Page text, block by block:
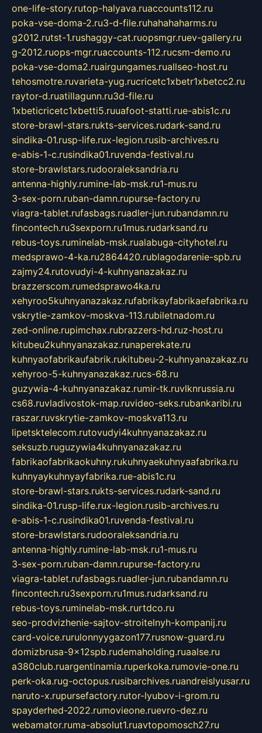
one-life-story.rutop-halyava.ruaccounts112.ru
poka-vse-doma-2.ru3-d-file.ruhahahaharms.ru
g2012.rutst-1.rushaggy-cat.ruopsmgr.ruev-gallery.ru
g-2012.ruops-mgr.ruaccounts-112.rucsm-demo.ru
poka-vse-doma2.ruairgungames.ruallseo-host.ru
tehosmotre.ruvarieta-yug.rucricetc1xbetr1xbetcc2.ru
raytor-d.ruatillagunn.ru3d-file.ru
1xbeticricetc1xbetti5.ruuafoot-statti.rue-abis1c.ru
store-brawl-stars.rukts-services.rudark-sand.ru
sindika-01.rusp-life.rux-legion.rusib-archives.ru
e-abis-1-c.rusindika01.ruvenda-festival.ru
store-brawlstars.rudooraleksandria.ru
antenna-highly.rumine-lab-msk.ru1-mus.ru
3-sex-porn.ruban-damn.rupurse-factory.ru
viagra-tablet.rufasbags.ruadler-jun.rubandamn.ru
fincontech.ru3sexporn.ru1mus.rudarksand.ru
rebus-toys.ruminelab-msk.rualabuga-cityhotel.ru
medsprawo-4-ka.ru2864420.rublagodarenie-spb.ru
zajmy24.rutovudyi-4-kuhnyanazakaz.ru
brazzerscom.rumedsprawo4ka.ru
xehyroo5kuhnyanazakaz.rufabrikayfabrikaefabrika.ru
vskrytie-zamkov-moskva-113.rubiletnadom.ru
zed-online.rupimchax.rubrazzers-hd.ruz-host.ru
kitubeu2kuhnyanazakaz.runaperekate.ru
kuhnyaofabrikaufabrik.rukitubeu-2-kuhnyanazakaz.ru
xehyroo-5-kuhnyanazakaz.rucs-68.ru
guzywia-4-kuhnyanazakaz.rumir-tk.ruvlknrussia.ru
cs68.ruvladivostok-map.ruvideo-seks.rubankaribi.ru
raszar.ruvskrytie-zamkov-moskva113.ru
lipetsktelecom.rutovudyi4kuhnyanazakaz.ru
seksuzb.ruguzywia4kuhnyanazakaz.ru
fabrikaofabrikaokuhny.rukuhnyaekuhnyaafabrika.ru
kuhnyaykuhnyayfabrika.rue-abis1c.ru
store-brawl-stars.rukts-services.rudark-sand.ru
sindika-01.rusp-life.rux-legion.rusib-archives.ru
e-abis-1-c.rusindika01.ruvenda-festival.ru
store-brawlstars.rudooraleksandria.ru
antenna-highly.rumine-lab-msk.ru1-mus.ru
3-sex-porn.ruban-damn.rupurse-factory.ru
viagra-tablet.rufasbags.ruadler-jun.rubandamn.ru
fincontech.ru3sexporn.ru1mus.rudarksand.ru
rebus-toys.ruminelab-msk.rurtdco.ru
seo-prodvizhenie-sajtov-stroitelnyh-kompanij.ru
card-voice.rurulonnyygazon177.rusnow-guard.ru
domizbrusa-9x12spb.rudemaholding.ruaalse.ru
a380club.ruargentinamia.ruperkoka.rumovie-one.ru
perk-oka.rug-octopus.rusibarchives.ruandreislyusar.ru
naruto-x.rupursefactory.rutor-lyubov-i-grom.ru
spayderhed-2022.rumovieone.ruevro-dez.ru
webamator.ruma-absolut1.ruavtopomosch27.ru